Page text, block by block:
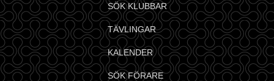
SÖK KLUBBAR
TÄVLINGAR
KALENDER
SÖK FÖRARE